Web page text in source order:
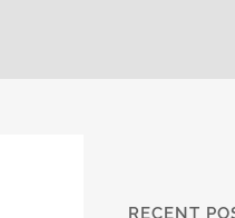
RECENT